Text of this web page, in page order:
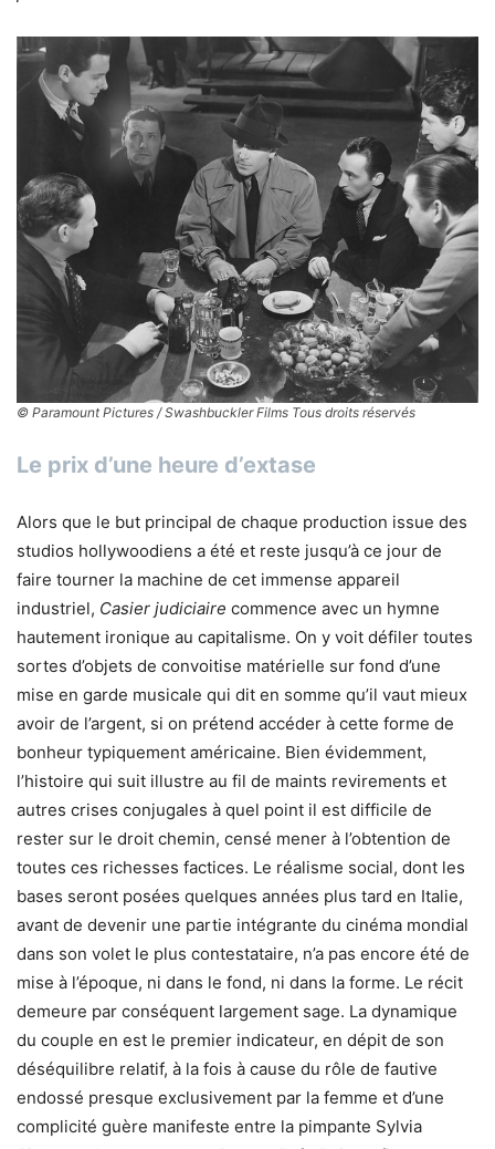
© Paramount Pictures / Swashbuckler Films Tous droits réservés
Le prix d’une heure d’extase
Alors que le but principal de chaque production issue des
studios hollywoodiens a été et reste jusqu’à ce jour de
faire tourner la machine de cet immense appareil
industriel, Casier judiciaire commence avec un hymne
hautement ironique au capitalisme. On y voit défiler toutes
sortes d’objets de convoitise matérielle sur fond d’une
mise en garde musicale qui dit en somme qu’il vaut mieux
avoir de l’argent, si on prétend accéder à cette forme de
bonheur typiquement américaine. Bien évidemment,
l’histoire qui suit illustre au fil de maints revirements et
autres crises conjugales à quel point il est difficile de
rester sur le droit chemin, censé mener à l’obtention de
toutes ces richesses factices. Le réalisme social, dont les
bases seront posées quelques années plus tard en Italie,
avant de devenir une partie intégrante du cinéma mondial
dans son volet le plus contestataire, n’a pas encore été de
mise à l’époque, ni dans le fond, ni dans la forme. Le récit
demeure par conséquent largement sage. La dynamique
du couple en est le premier indicateur, en dépit de son
déséquilibre relatif, à la fois à cause du rôle de fautive
endossé presque exclusivement par la femme et d’une
complicité guère manifeste entre la pimpante Sylvia